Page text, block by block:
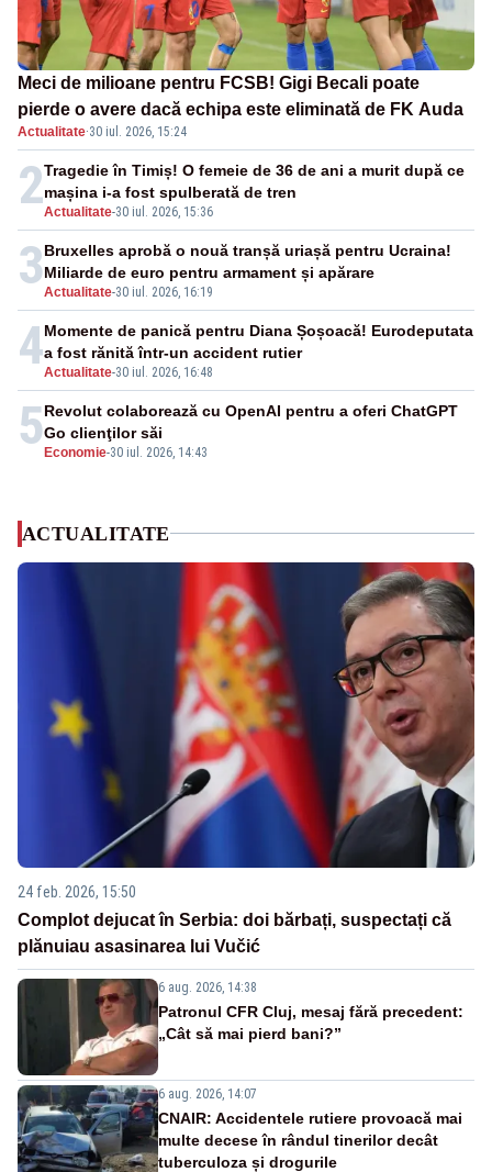
Meci de milioane pentru FCSB! Gigi Becali poate
pierde o avere dacă echipa este eliminată de FK Auda
Actualitate·30 iul. 2026, 15:24
2Actualitate-30 iul. 2026, 15:36
Tragedie în Timiș! O femeie de 36 de ani a murit după ce
mașina i-a fost spulberată de tren
3Actualitate-30 iul. 2026, 16:19
Bruxelles aprobă o nouă tranșă uriașă pentru Ucraina!
Miliarde de euro pentru armament și apărare
4Actualitate-30 iul. 2026, 16:48
Momente de panică pentru Diana Șoșoacă! Eurodeputata
a fost rănită într-un accident rutier
5 Economie-30 iul. 2026, 14:43
Revolut colaborează cu OpenAI pentru a oferi ChatGPT
Go clienţilor săi
ACTUALITATE
24 feb. 2026, 15:50
Complot dejucat în Serbia: doi bărbați, suspectați că
plănuiau asasinarea lui Vučić
6 aug. 2026, 14:38
Patronul CFR Cluj, mesaj fără precedent:
„Cât să mai pierd bani?”
6 aug. 2026, 14:07
CNAIR: Accidentele rutiere provoacă mai
multe decese în rândul tinerilor decât
tuberculoza și drogurile